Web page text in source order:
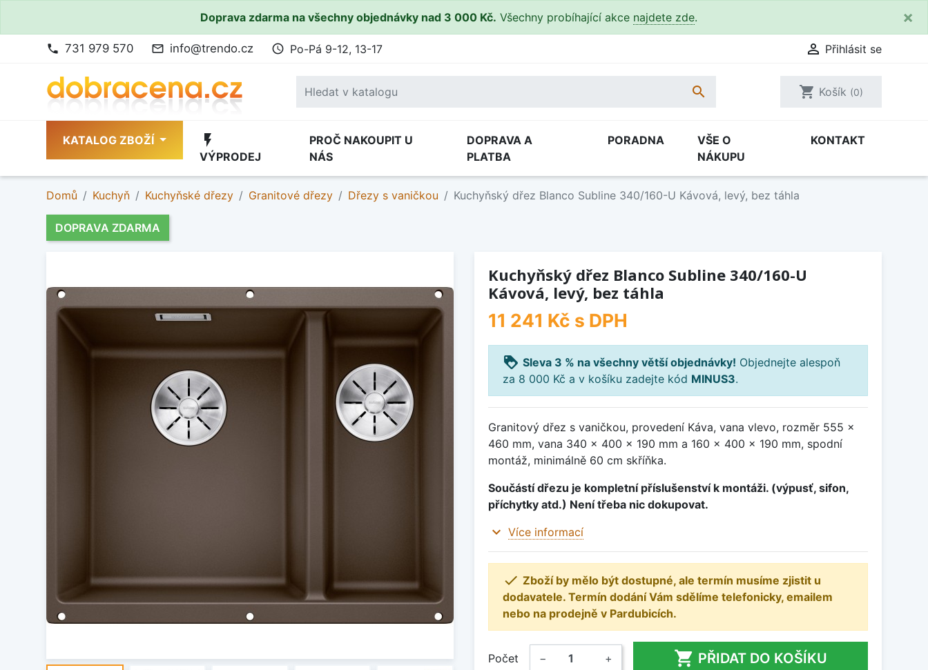
Doprava zdarma na všechny objednávky nad 3 000 Kč. Všechny probíhající akce najdete zde. ×
phone 731 979 570 mail_outline info@trendo.cz access_time Po-Pá 9-12, 13-17  Přihlásit se
 shopping_cart Košík (0)
KATALOG ZBOŽÍ flash_on
VÝPRODEJ
PROČ NAKOUPIT U
NÁS
DOPRAVA A
PLATBA
PORADNA
VŠE O
NÁKUPU
KONTAKT
Domů Kuchyň Kuchyňské dřezy Granitové dřezy Dřezy s vaničkou Kuchyňský dřez Blanco Subline 340/160-U Kávová, levý, bez táhla
DOPRAVA ZDARMA
Kuchyňský dřez Blanco Subline 340/160-U
Kávová, levý, bez táhla
11 241 Kč s DPH
loyalty Sleva 3 % na všechny větší objednávky! Objednejte alespoň
za 8 000 Kč a v košíku zadejte kód MINUS3.
Granitový dřez s vaničkou, provedení Káva, vana vlevo, rozměr 555 x
460 mm, vana 340 x 400 x 190 mm a 160 x 400 x 190 mm, spodní
montáž, minimálně 60 cm skříňka.
Součástí dřezu je kompletní příslušenství k montáži. (výpusť, sifon,
příchytky atd.) Není třeba nic dokupovat.
expand_more Více informací
 Zboží by mělo být dostupné, ale termín musíme zjistit u
dodavatele. Termín dodání Vám sdělíme telefonicky, emailem
nebo na prodejně v Pardubicích.
Počet − +  PŘIDAT DO KOŠÍKU